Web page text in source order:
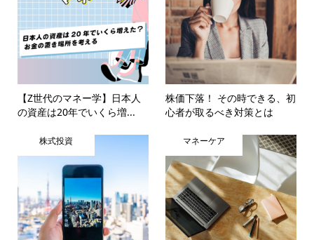
【Z世代のマネー学】日本人
の資産は20年でいくら増...
株価下落！ その時できる、初
心者が取るべき対策とは
株式投資 マネーケア